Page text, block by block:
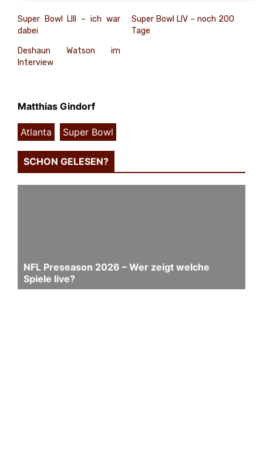
Super Bowl LIII – ich war
dabei
Super Bowl LIV – noch 200
Tage
Deshaun Watson im
Interview
Matthias Gindorf
Atlanta Super Bowl
SCHON GELESEN?
NFL Preseason 2026 – Wer zeigt welche
Spiele live?